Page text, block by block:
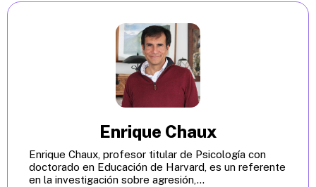
Enrique Chaux
Enrique Chaux, profesor titular de Psicología con
doctorado en Educación de Harvard, es un referente
en la investigación sobre agresión,...